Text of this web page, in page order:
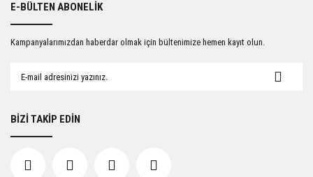
Gönder
E-BÜLTEN ABONELİK
Kampanyalarımızdan haberdar olmak için bültenimize hemen kayıt olun.
BİZİ TAKİP EDİN